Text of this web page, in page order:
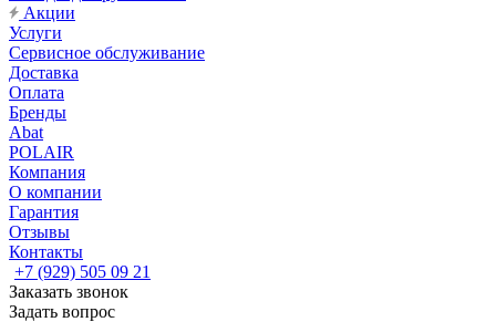
Акции
Услуги
Сервисное обслуживание
Доставка
Оплата
Бренды
Abat
POLAIR
Компания
О компании
Гарантия
Отзывы
Контакты
+7 (929) 505 09 21
Заказать звонок
Задать вопрос